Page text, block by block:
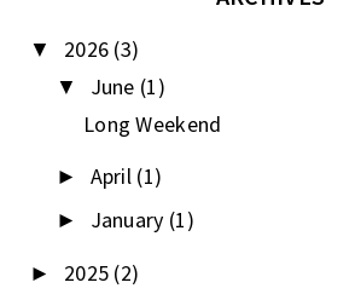
▼ 2026 (3)
▼ June (1)
Long Weekend
► April (1)
► January (1)
► 2025 (2)